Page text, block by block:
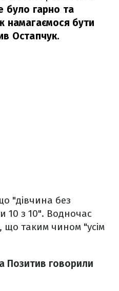
було гарно та
намагаємося бути
Остапчук.
"дівчина без
10 з 10". Водночас
таким чином "усім
Позитив говорили